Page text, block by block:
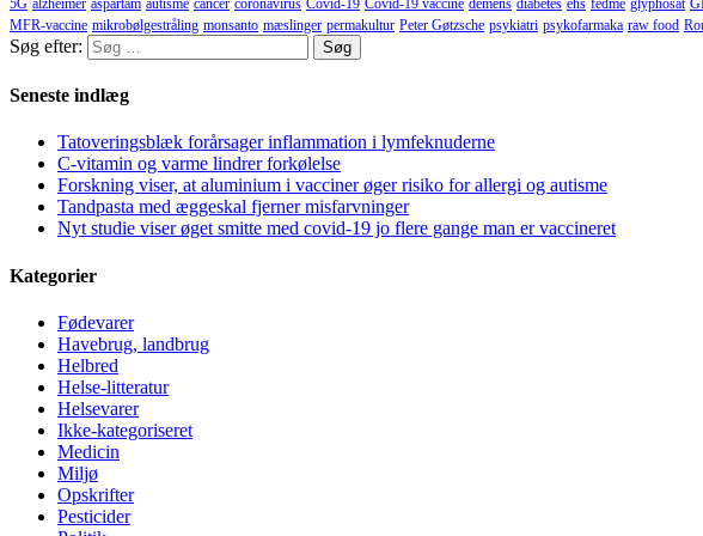
MFR-vaccine mikrobølgestråling monsanto mæslinger permakultur Peter Gøtzsche psykiatri psykofarmaka raw food
Søg efter:
Seneste indlæg
Tatoveringsblæk forårsager inflammation i lymfeknuderne
C-vitamin og varme lindrer forkølelse
Forskning viser, at aluminium i vacciner øger risiko for allergi og autisme
Tandpasta med æggeskal fjerner misfarvninger
Nyt studie viser øget smitte med covid-19 jo flere gange man er vaccineret
Kategorier
Fødevarer
Havebrug, landbrug
Helbred
Helse-litteratur
Helsevarer
Ikke-kategoriseret
Medicin
Miljø
Opskrifter
Pesticider